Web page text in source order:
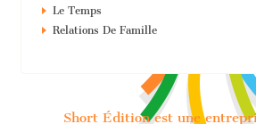
Le Temps
Relations De Famille
Short Édition est une